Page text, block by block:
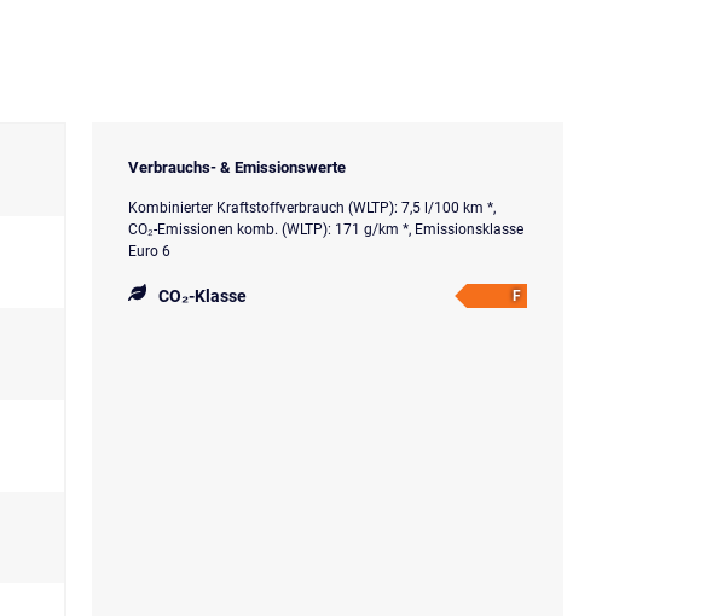
Verbrauchs- & Emissionswerte
Kombinierter Kraftstoffverbrauch (WLTP): 7,5 l/100 km *,
CO₂-Emissionen komb. (WLTP): 171 g/km *, Emissionsklasse
Euro 6
CO₂-Klasse F